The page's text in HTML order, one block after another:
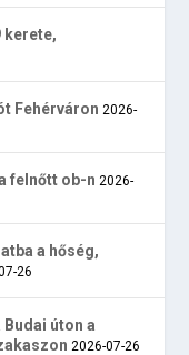
kerete,
Fehérváron 2026-
felnőtt ob-n 2026-
a hőség,
26
úton a
2026-07-26